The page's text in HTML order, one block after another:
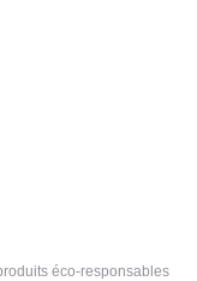
éco-responsables